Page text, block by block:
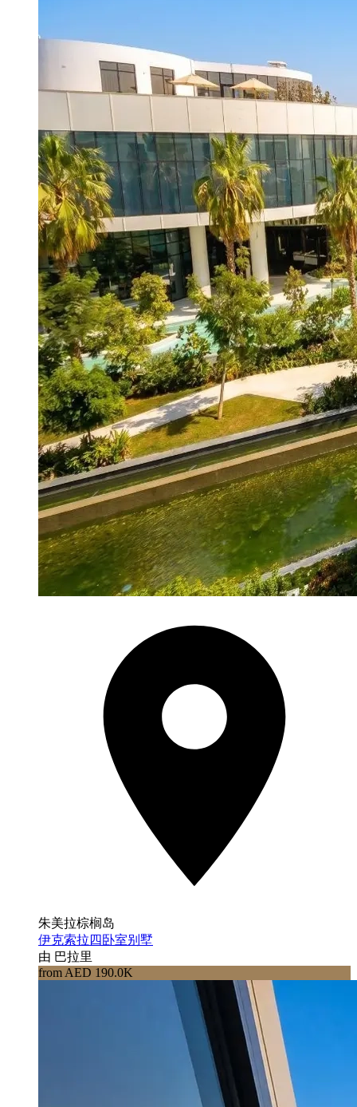
朱美拉棕榈岛
伊克索拉四卧室别墅
由 巴拉里
from AED 190.0K